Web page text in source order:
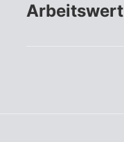
Arbeitswert